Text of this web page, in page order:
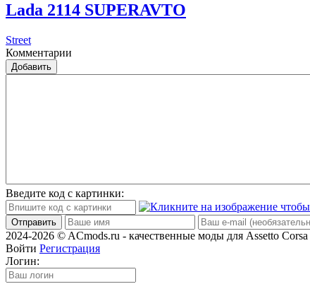
Lada 2114 SUPERAVTO
Street
Комментарии
Добавить
Введите код с картинки:
Отправить
2024-2026 © ACmods.ru - качественные моды для Assetto Corsa
Войти Регистрация
Логин: